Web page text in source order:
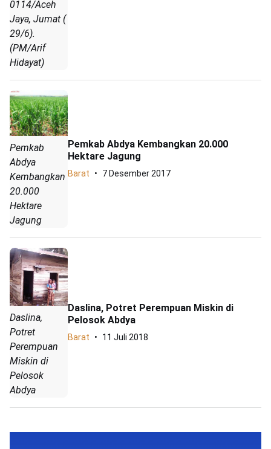
0114/Aceh
Jaya, Jumat (
29/6).
(PM/Arif
Hidayat)
Pemkab
Abdya
Kembangkan
20.000
Hektare
Jagung
Pemkab Abdya Kembangkan 20.000
Hektare Jagung
Barat 7 Desember 2017
Daslina,
Potret
Perempuan
Miskin di
Pelosok
Abdya
Daslina, Potret Perempuan Miskin di
Pelosok Abdya
Barat 11 Juli 2018